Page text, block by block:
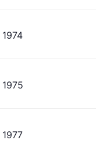
1974
1975
1977